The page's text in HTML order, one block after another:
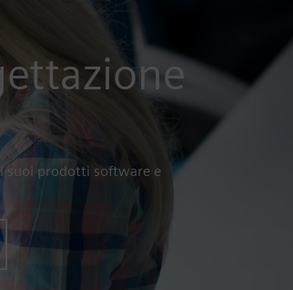
suoi prodotti software e